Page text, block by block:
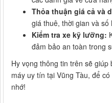
Thỏa thuận giá cả và
giá thuê, thời gian và
Kiểm tra xe kỹ lưỡng:
đảm bảo an toàn trong
Hy vọng thông tin trên sẽ
máy uy tín tại Vũng Tàu, để
nhớ!